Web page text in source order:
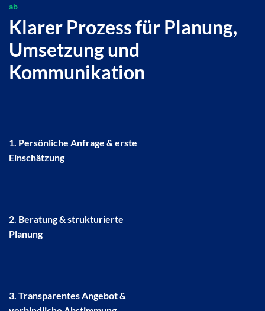
ab
Klarer Prozess für Planung,
Umsetzung und
Kommunikation
1. Persönliche Anfrage & erste
Einschätzung
2. Beratung & strukturierte
Planung
3. Transparentes Angebot &